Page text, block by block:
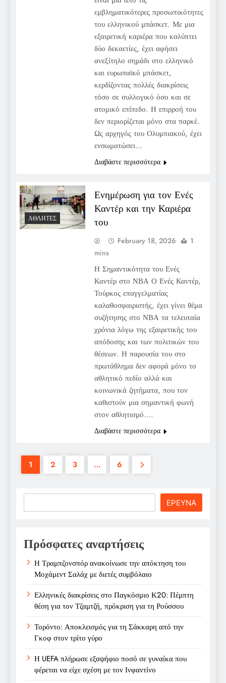
εμβληματικότερες προσωπικότητες
του ελληνικού μπάσκετ. Με μια
εξαιρετική καριέρα που καλύπτει
δύο δεκαετίες, έχει αφήσει
ανεξίτηλο σημάδι στο ελληνικό
και ευρωπαϊκό μπάσκετ,
κερδίζοντας πολλές διακρίσεις
τόσο σε συλλογικό όσο και σε
ατομικό επίπεδο. Η επιρροή του
δεν περιορίζεται μόνο στα παρκέ.
Ως αρχηγός του Ολυμπιακού, έχει
ενσωματώσει…
Διαβάστε περισσότερα
ΑΘΛΗΤΈΣ
Ενημέρωση για τον Ενές
Καντέρ και την Καριέρα
του
February 18, 2026
1
mins
Η Σημαντικότητα του Ενές
Καντέρ στο ΝΒΑ Ο Ενές Καντέρ,
Τούρκος επαγγελματίας
καλαθοσφαιριστής, έχει γίνει θέμα
συζήτησης στο ΝΒΑ τα τελευταία
χρόνια λόγω της εξαιρετικής του
απόδοσης και των πολιτικών του
θέσεων. Η παρουσία του στο
πρωτάθλημα δεν αφορά μόνο το
αθλητικό πεδίο αλλά και
κοινωνικά ζητήματα, που τον
καθιστούν μια σημαντική φωνή
στον αθλητισμό….
Διαβάστε περισσότερα
1 2 3 … 6
ΕΡΕΥΝΑ
Πρόσφατες αναρτήσεις
Η Τραμπζονσπόρ ανακοίνωσε την απόκτηση του
Μοχάμεντ Σαλάχ με διετές συμβόλαιο
Ελληνικές διακρίσεις στο Παγκόσμιο Κ20: Πέμπτη
θέση για τον Τζαμτζή, πρόκριση για τη Ρούσσου
Τορόντο: Αποκλεισμός για τη Σάκκαρη από την
Γκοφ στον τρίτο γύρο
Η UEFA πλήρωσε εξαψήφιο ποσό σε γυναίκα που
φέρεται να είχε σχέση με τον Ινφαντίνο